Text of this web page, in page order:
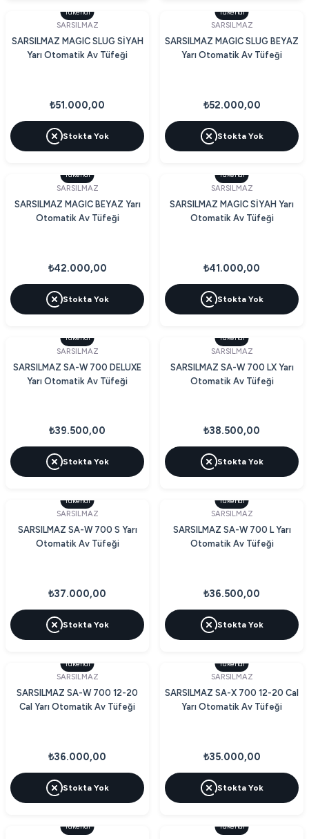
Tükendi
SARSILMAZ
SARSILMAZ MAGIC SLUG SİYAH
Yarı Otomatik Av Tüfeği
₺51.000,00
Stokta Yok
Tükendi
SARSILMAZ
SARSILMAZ MAGIC SLUG BEYAZ
Yarı Otomatik Av Tüfeği
₺52.000,00
Stokta Yok
Tükendi
SARSILMAZ
SARSILMAZ MAGIC BEYAZ Yarı
Otomatik Av Tüfeği
₺42.000,00
Stokta Yok
Tükendi
SARSILMAZ
SARSILMAZ MAGIC SİYAH Yarı
Otomatik Av Tüfeği
₺41.000,00
Stokta Yok
Tükendi
SARSILMAZ
SARSILMAZ SA-W 700 DELUXE
Yarı Otomatik Av Tüfeği
₺39.500,00
Stokta Yok
Tükendi
SARSILMAZ
SARSILMAZ SA-W 700 LX Yarı
Otomatik Av Tüfeği
₺38.500,00
Stokta Yok
Tükendi
SARSILMAZ
SARSILMAZ SA-W 700 S Yarı
Otomatik Av Tüfeği
₺37.000,00
Stokta Yok
Tükendi
SARSILMAZ
SARSILMAZ SA-W 700 L Yarı
Otomatik Av Tüfeği
₺36.500,00
Stokta Yok
Tükendi
SARSILMAZ
SARSILMAZ SA-W 700 12-20
Cal Yarı Otomatik Av Tüfeği
₺36.000,00
Stokta Yok
Tükendi
SARSILMAZ
SARSILMAZ SA-X 700 12-20 Cal
Yarı Otomatik Av Tüfeği
₺35.000,00
Stokta Yok
Tükendi Tükendi